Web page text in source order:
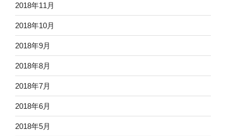
2018年11月
2018年10月
2018年9月
2018年8月
2018年7月
2018年6月
2018年5月